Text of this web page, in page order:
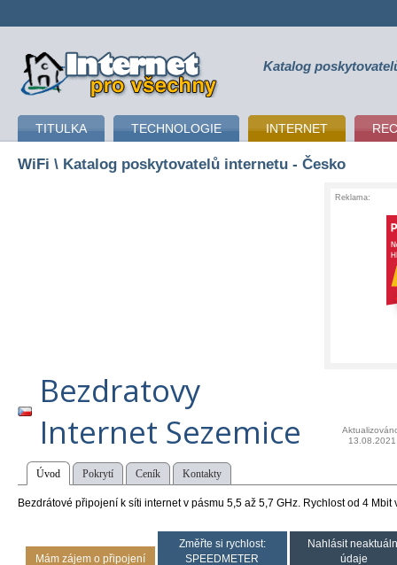
připojení k internetu Katalog
TITULKA TECHNOLOGIE INTERNET
WiFi \ Katalog poskytovatelů internetu - Česko
Reklama:
Bezdratovy
Internet Sezemice
13.08.2021
Úvod Pokrytí Ceník Kontakty
Bezdrátové připojení k síti internet v pásmu 5,5 až 5,7 GHz. Rychlost od 4 Mbit
Mám zájem o připojení
Změřte si rychlost:
SPEEDMETER
Nahlásit
údaje